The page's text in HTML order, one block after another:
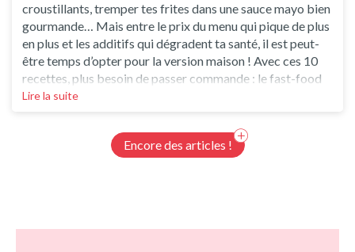
croustillants, tremper tes frites dans une sauce mayo bien
gourmande… Mais entre le prix du menu qui pique de plus
en plus et les additifs qui dégradent ta santé, il est peut-
être temps d’opter pour la version maison ! Avec ces 10
recettes, plus besoin de passer commande : le fast-food
maison c’est facile, rapide et bien meilleur. Adieu Mcdo,
Lire la suite
Encore des articles !